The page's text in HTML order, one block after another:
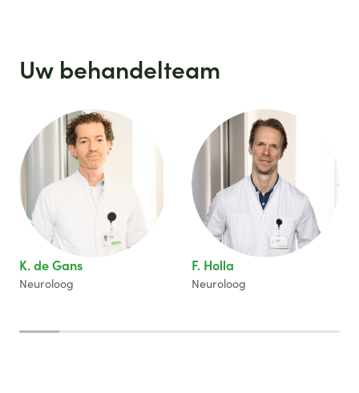
Uw behandelteam
K. de Gans
Neuroloog
F. Holla
Neuroloog